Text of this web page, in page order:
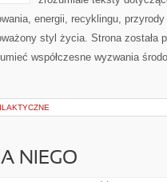
energii, recyklingu,
styl życia. Strona została
współczesne wyzwania
NIEGO